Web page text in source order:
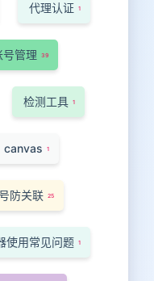
代理认证 1
号管理 39
检测工具 1
canvas 1
防关联 25
使用常见问题 1